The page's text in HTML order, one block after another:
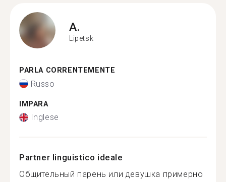
A.
Lipetsk
PARLA CORRENTEMENTE
Russo
IMPARA
Inglese
Partner linguistico ideale
Общительный парень или девушка примерно